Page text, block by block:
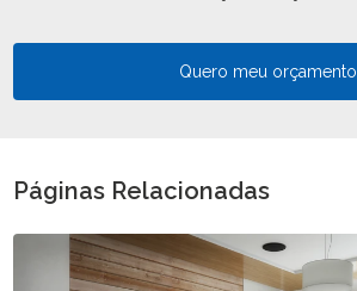
Quero meu orçamento
Páginas Relacionadas